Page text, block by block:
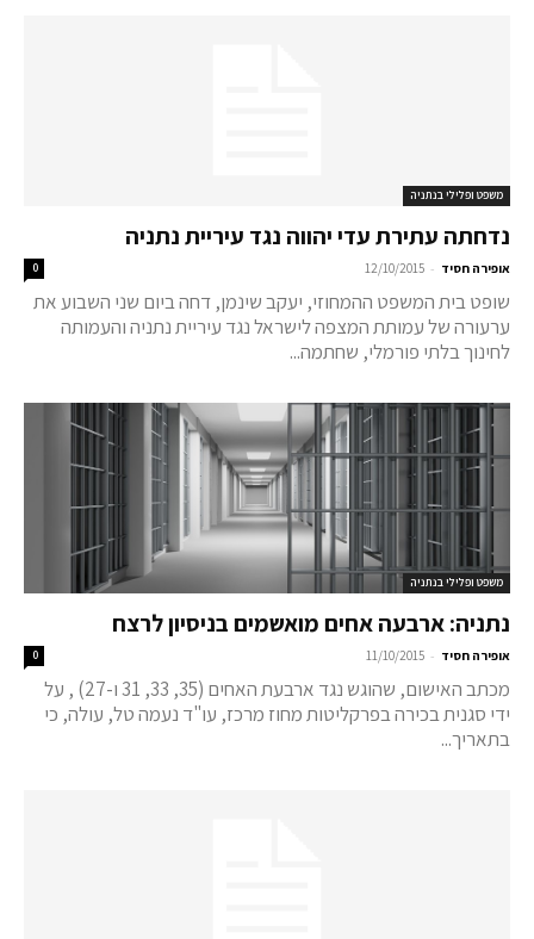
משפט ופלילי בנתניה
נדחתה עתירת עדי יהווה נגד עיריית נתניה
אופירה חסיד -
12/10/2015
0
שופט בית המשפט ההמחוזי, יעקב שינמן, דחה ביום שני השבוע את
ערעורה של עמותת המצפה לישראל נגד עיריית נתניה והעמותה
לחינוך בלתי פורמלי, שחתמה...
משפט ופלילי בנתניה
נתניה: ארבעה אחים מואשמים בניסיון לרצח
אופירה חסיד -
11/10/2015
0
מכתב האישום, שהוגש נגד ארבעת האחים (35, 33, 31 ו-27) , על
ידי סגנית בכירה בפרקליטות מחוז מרכז, עו"ד נעמה טל, עולה, כי
בתאריך...